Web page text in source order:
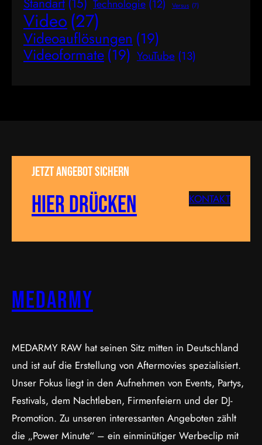
Technologie (12) Versus (7)
Video(27)
Videoauflösungen (19)
Videoformate (19) YouTube (13)
Jetzt Angebot sichern
Hier drücken KONTAKT
MEDARMY
MEDARMY RAW hat seinen Sitz mitten in Deutschland
und ist auf die Erstellung von Aftermovies spezialisiert.
Unser Fokus liegt in den Aufnehmen von Events, Partys,
Festivals, dem Nachtleben, Firmenfeiern und der DJ-
Promotion. Zu unseren interessanten Angeboten zählt
die „Power Minute“ – ein einminütiger Werbeclip mit